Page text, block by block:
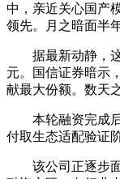
中，亲近关心国产
领先。月之暗面半
据最新动静，这
元。国信证券暗示
献最大份额。数天
本轮融资完成后
付取生态适配验证
该公司正逐步面